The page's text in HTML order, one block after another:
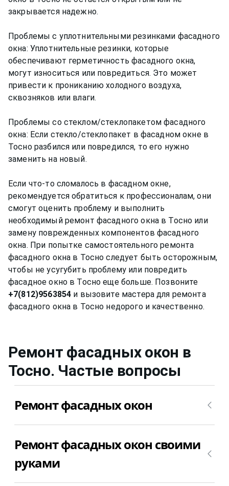
закрывается надежно.
Проблемы с уплотнительными резинками фасадного
окна: Уплотнительные резинки, которые
обеспечивают герметичность фасадного окна,
могут износиться или повредиться. Это может
привести к прониканию холодного воздуха,
сквозняков или влаги.
Проблемы со стеклом/стеклопакетом фасадного
окна: Если стекло/стеклопакет в фасадном окне в
Тосно разбился или повредился, то его нужно
заменить на новый.
Если что-то сломалось в фасадном окне,
рекомендуется обратиться к профессионалам, они
смогут оценить проблему и выполнить
необходимый ремонт фасадного окна в Тосно или
замену поврежденных компонентов фасадного
окна. При попытке самостоятельного ремонта
фасадного окна в Тосно следует быть осторожным,
чтобы не усугубить проблему или повредить
фасадное окно в Тосно еще больше. Позвоните
+7(812)9563854 и вызовите мастера для ремонта
Ремонт фасадных окон в
Тосно. Частые вопросы
Ремонт фасадных окон
обширное понятие. Сломаться в фасадном окне в
Тосно может что угодно. Самое лучшего, что
можно сделать – это вызвать мастера для
Ремонт фасадных окон своими
руками